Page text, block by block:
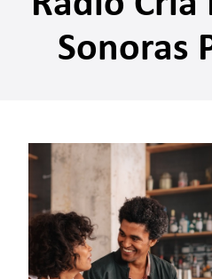
Sonoras